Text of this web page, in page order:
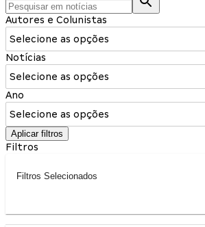
Autores e Colunistas
Selecione as opções
Notícias
Selecione as opções
Ano
Selecione as opções
Aplicar filtros
Filtros
Filtros Selecionados